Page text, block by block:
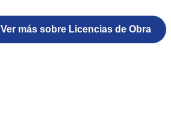
Ver más sobre Licencias de Obra